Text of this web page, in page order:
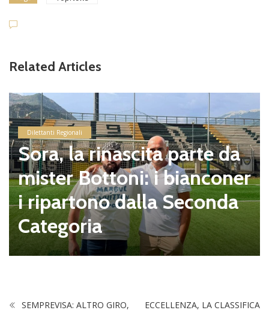
Related Articles
Dilettanti Regionali
Sora, la rinascita parte da
mister Bottoni: i bianconer
i ripartono dalla Seconda
Categoria
SEMPREVISA: ALTRO GIRO,
ECCELLENZA, LA CLASSIFICA